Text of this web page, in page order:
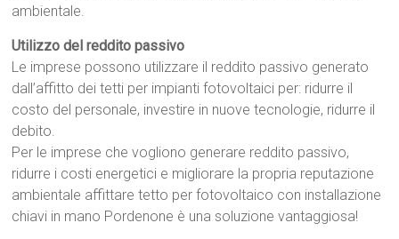
ambientale.
Utilizzo del reddito passivo
Le imprese possono utilizzare il reddito passivo generato
dall’affitto dei tetti per impianti fotovoltaici per: ridurre il
costo del personale, investire in nuove tecnologie, ridurre il
debito.
Per le imprese che vogliono generare reddito passivo,
ridurre i costi energetici e migliorare la propria reputazione
ambientale affittare tetto per fotovoltaico con installazione
chiavi in mano Pordenone è una soluzione vantaggiosa!